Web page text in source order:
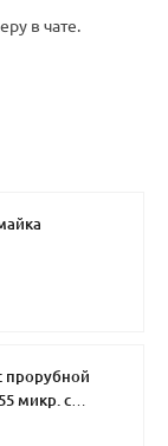
в чате.
прорубной
микр. с